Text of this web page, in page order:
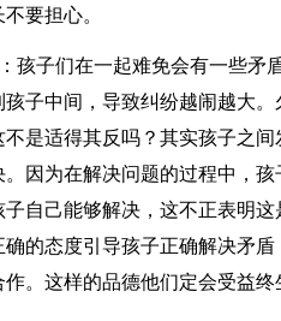
要担心。
孩子们在一起难免会有一些矛
子中间，导致纠纷越闹越大
是适得其反吗？其实孩子之
因为在解决问题的过程中，
自己能够解决，这不正表明
的态度引导孩子正确解决矛
。这样的品德他们定会受益终